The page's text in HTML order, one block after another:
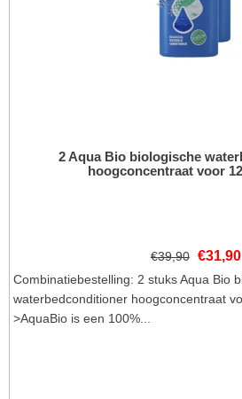
2 Aqua Bio biologische
hoogconcentraat voor
€39,90 €31,90
Combinatiebestelling: 2 stuks Aqua Bio
waterbedconditioner hoogconcentraat
>AquaBio is een 100%...